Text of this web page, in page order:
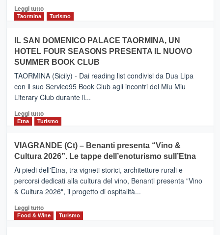
e
Zanzibar
da
Neos
Leggi tuttoLeggi
PIEDIMONTE
ETNEO
–
Meta
turistica
privilegiata
secondo
dati
di
Anche
la
Alcantara
nei
primi
nella
classifica
Taormina Turismo
IL SAN DOMENICO PALACE TAORMINA, UN
HOTEL FOUR SEASONS PRESENTA IL NUOVO
SUMMER BOOK CLUB
TAORMINA (Sicily) - Dai reading list condivisi da Dua Lipa
con il suo Service95 Book Club agli incontri del Miu Miu
Literary Club durante il...
Leggi tuttoLeggi
di
IL
SAN
DOMENICO
PALACE
TAORMINA,
UN
HOTEL
FOUR
Etna Turismo
VIAGRANDE (Ct) – Benanti presenta “Vino &
Cultura 2026”. Le tappe dell’enoturismo sull’Etna
Ai piedi dell'Etna, tra vigneti storici, architetture rurali e
percorsi dedicati alla cultura del vino, Benanti presenta "Vino
& Cultura 2026", il progetto di ospitalità...
Leggi tuttoLeggi
di
Food & Wine Turismo